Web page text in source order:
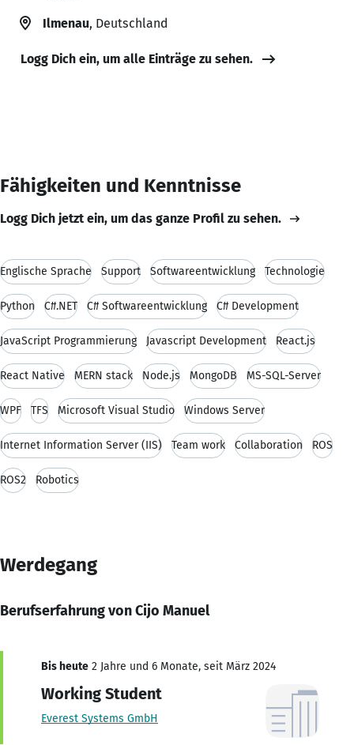
Ilmenau, Deutschland
Logg Dich ein, um alle Einträge zu sehen.
Fähigkeiten und Kenntnisse
Logg Dich jetzt ein, um das ganze Profil zu sehen.
Englische Sprache Support Softwareentwicklung Technologie
Python C#.NET C# Softwareentwicklung C# Development
JavaScript Programmierung Javascript Development React.js
React Native MERN stack Node.js MongoDB MS-SQL-Server
WPF TFS Microsoft Visual Studio Windows Server
Internet Information Server (IIS) Team work Collaboration ROS
ROS2 Robotics
Werdegang
Berufserfahrung von Cijo Manuel
Bis heute 2 Jahre und 6 Monate, seit März 2024
Working Student
Everest Systems GmbH